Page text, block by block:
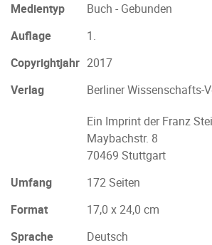
Medientyp
Buch - Gebunden
Auflage
1.
Copyrightjahr 2017
Verlag
Berliner Wissenschafts-
Ein Imprint der Franz
Maybachstr. 8
70469 Stuttgart
Umfang
172 Seiten
Format
17,0 x 24,0 cm
Sprache
Deutsch